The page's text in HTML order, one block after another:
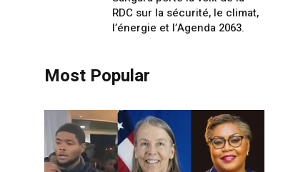
RDC sur la sécurité, le climat,
l’énergie et l’Agenda 2063.
Most Popular